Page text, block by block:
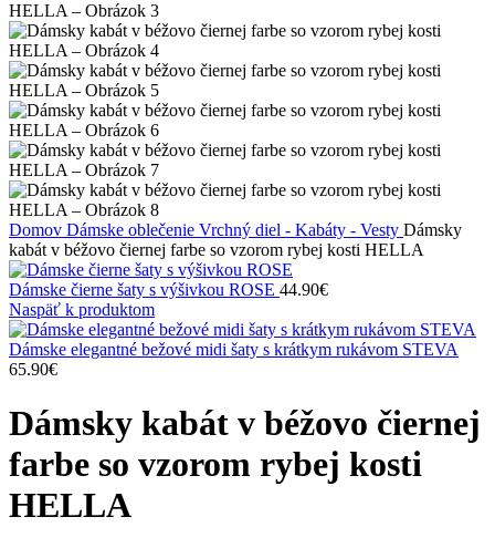
Domov Dámske oblečenie Vrchný diel - Kabáty - Vesty Dámsky
kabát v béžovo čiernej farbe so vzorom rybej kosti HELLA
Dámske čierne šaty s výšivkou ROSE 44.90€
Naspäť k produktom
Dámske elegantné bežové midi šaty s krátkym rukávom STEVA
65.90€
Dámsky kabát v béžovo čiernej
farbe so vzorom rybej kosti
HELLA